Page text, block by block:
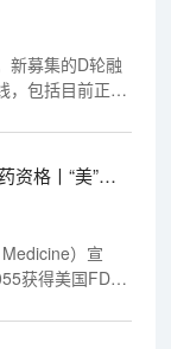
新募集的D轮融
，包括目前正在
金也将用于英矽
人工智能药物
人药物研发实
智能在全球范
资格丨“美”天
）宣
获得美国FDA
抑制剂。